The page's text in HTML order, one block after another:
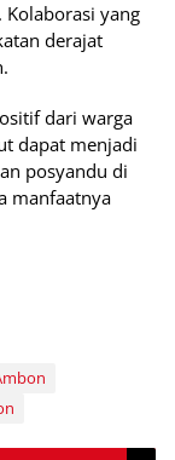
yang
derajat
dari warga
dapat menjadi
posyandu di
manfaatnya